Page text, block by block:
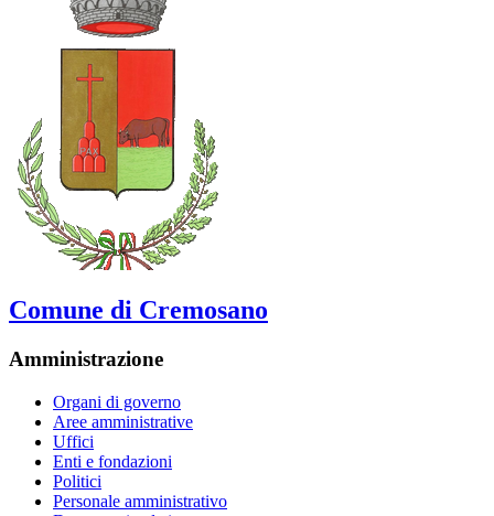
Comune di Cremosano
Amministrazione
Organi di governo
Aree amministrative
Uffici
Enti e fondazioni
Politici
Personale amministrativo